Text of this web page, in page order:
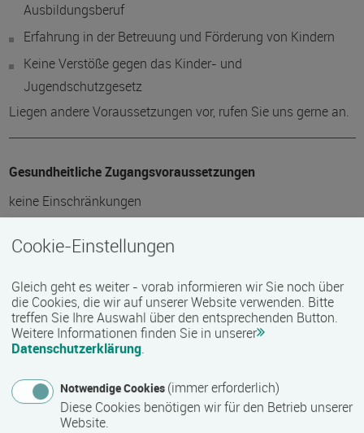
Ausbildungsberuf
Erfahrung in der Betreuung und Förderung von Kindern
Keine Verstöße gegen das Kinder- und
Jugendschutzgesetz
Liegen andere Voraussetzungen vor, rufen Sie uns gerne an.
Gesundheitliche Zugangsvoraussetzungen
keine Einschränkungen
Barrierefreiheit erfragen Sie bitte beim Anbieter.
Technische Zugangsvoraussetzungen
keine Einschränkungen
Zeitmuster
berufsbegleitend, Teilzeit
Cookie-Einstellungen
Gleich geht es weiter - vorab informieren wir Sie noch über
die Cookies, die wir auf unserer Website verwenden. Bitte
treffen Sie Ihre Auswahl über den entsprechenden Button.
Weitere Informationen finden Sie in unserer
Datenschutzerklärung.
Notwendige Cookies (immer erforderlich)
Diese Cookies benötigen wir für den Betrieb unserer
Website.